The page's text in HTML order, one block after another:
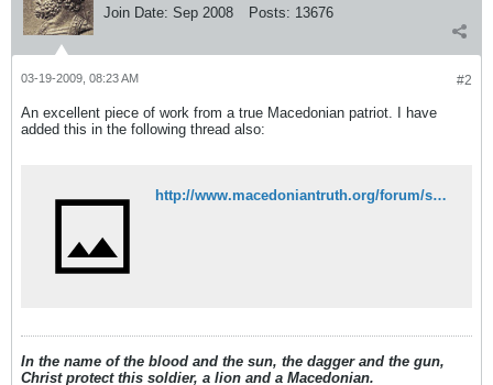
Join Date: Sep 2008 Posts: 13676
#2
03-19-2009, 08:23 AM
An excellent piece of work from a true Macedonian patriot. I have
added this in the following thread also:
http://www.macedoniantruth.org/forum/showthread.php?p=13994#post13994
In the name of the blood and the sun, the dagger and the gun,
Christ protect this soldier, a lion and a Macedonian.